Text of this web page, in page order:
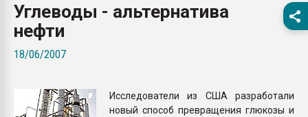
первый план в
бутылок
Углеводы - альтернатива
нефти
18/06/2007
Исследователи из США разработали
новый способ превращения глюкозы и